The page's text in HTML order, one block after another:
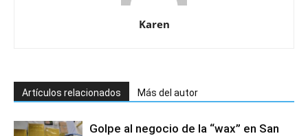
Karen
Artículos relacionados Más del autor
Golpe al negocio de la “wax” en San